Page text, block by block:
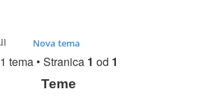
Nova tema
Pretraga
Napredna pretraga
1 tema • Stranica 1 od 1
Teme